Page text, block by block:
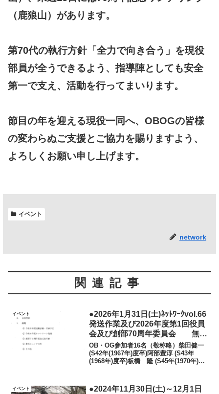
（鹿狼山）があります。
第70代の執行方針「全力で向き合う」を現役
部員が全うできるよう、指導陣としても安全
第一で支え、活動を行ってまいります。
節目の年を迎える現役一同へ、OBOGの皆様
の変わらぬご支援とご協力を賜りますよう、
よろしくお願い申し上げます。
イベント
network
関連記事
イベント
●2026年1月31日(土)ﾈｯﾄﾜｰｸvol.66
発送作業及び2026年度第1回役員
会及び創部70周年委員会 無事
終了
OB・OG参加者16名（敬称略）柴田健一
(S42年(1967年)度卒)阿部豊淳 (S43年
(1968年)度卒)板橋 隆 (S45年(1970年)度
イベント
●2024年11月30日(土)～12月1日